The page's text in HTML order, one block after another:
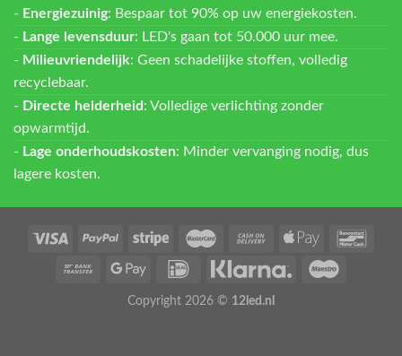
- Energiezuinig: Bespaar tot 90% op uw energiekosten.
- Lange levensduur: LED's gaan tot 50.000 uur mee.
- Milieuvriendelijk: Geen schadelijke stoffen, volledig
recyclebaar.
- Directe helderheid: Volledige verlichting zonder
opwarmtijd.
- Lage onderhoudskosten: Minder vervanging nodig, dus
lagere kosten.
Copyright 2026 © 12led.nl